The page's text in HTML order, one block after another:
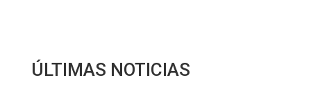
ÚLTIMAS NOTICIAS